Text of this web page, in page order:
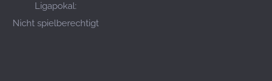
Ligapokal:
Nicht spielberechtigt